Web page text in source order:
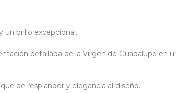
un brillo excepcional.
detallada de la Virgen de Guadalupe en
de resplandor y elegancia al diseño.